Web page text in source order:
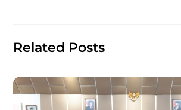
k
Related Posts